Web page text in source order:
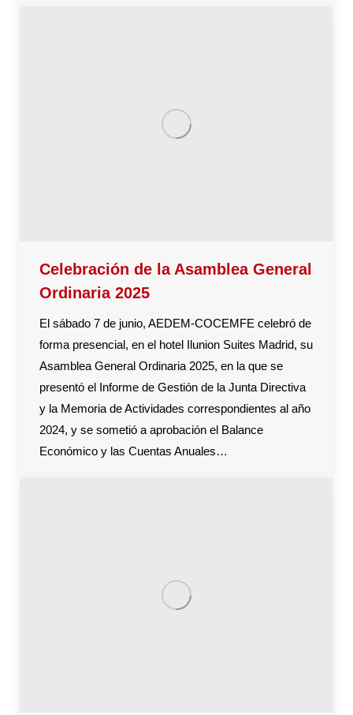
Celebración de la Asamblea General
Ordinaria 2025
El sábado 7 de junio, AEDEM-COCEMFE celebró de
forma presencial, en el hotel Ilunion Suites Madrid, su
Asamblea General Ordinaria 2025, en la que se
presentó el Informe de Gestión de la Junta Directiva
y la Memoria de Actividades correspondientes al año
2024, y se sometió a aprobación el Balance
Económico y las Cuentas Anuales…